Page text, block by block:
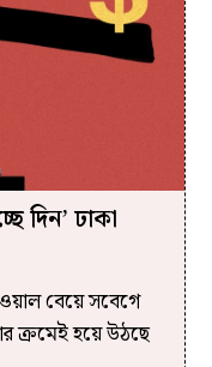
দিন’ ঢাকা
বেয়ে সবেগে
ক্রমেই হয়ে উঠছে